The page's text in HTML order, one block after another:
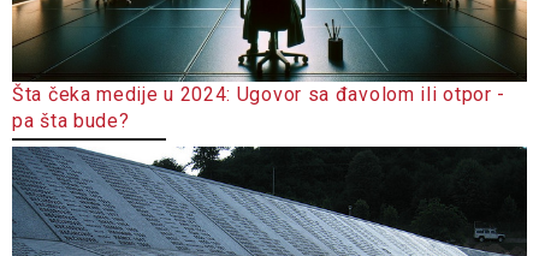
Šta čeka medije u 2024: Ugovor sa đavolom ili otpor -
pa šta bude?